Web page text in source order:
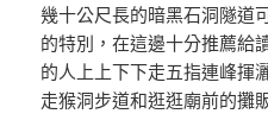
幾十公尺長的暗黑石洞隧道
的特別，在這邊十分推薦給
的人上上下下走五指連峰揮
走猴洞步道和逛逛廟前的攤